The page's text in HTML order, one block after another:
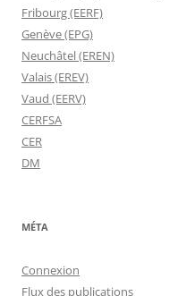
Fribourg (EERF)
Genève (EPG)
Neuchâtel (EREN)
Valais (EREV)
Vaud (EERV)
CERFSA
CER
DM
MÉTA
Connexion
Flux des publications